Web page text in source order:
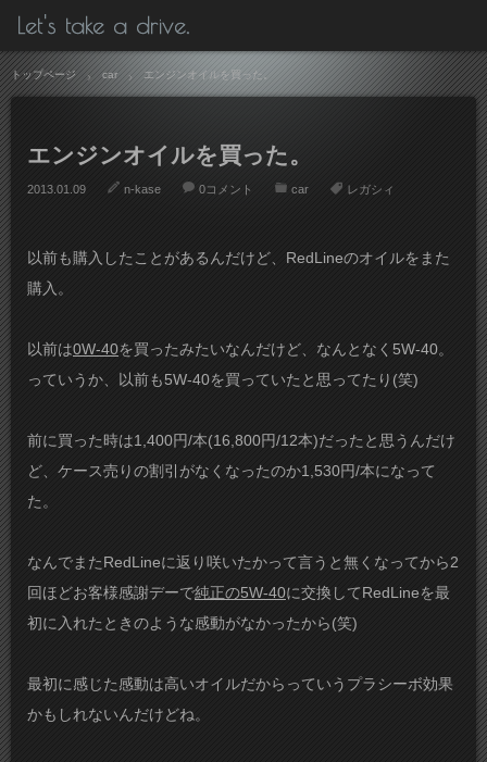
Let's take a drive.
トップページ car エンジンオイルを買った。
エンジンオイルを買った。
2013.01.09 n-kase 0コメント car レガシィ
以前も購入したことがあるんだけど、RedLineのオイルをまた
購入。
以前は0W-40を買ったみたいなんだけど、なんとなく5W-40。
っていうか、以前も5W-40を買っていたと思ってたり(笑)
前に買った時は1,400円/本(16,800円/12本)だったと思うんだけ
ど、ケース売りの割引がなくなったのか1,530円/本になって
た。
なんでまたRedLineに返り咲いたかって言うと無くなってから2
回ほどお客様感謝デーで純正の5W-40に交換してRedLineを最
初に入れたときのような感動がなかったから(笑)
最初に感じた感動は高いオイルだからっていうプラシーボ効果
かもしれないんだけどね。